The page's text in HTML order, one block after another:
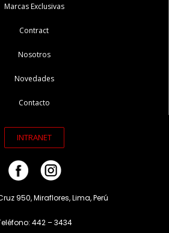
Marcas Exclusivas
Contract
Nosotros
Novedades
Contacto
INTRANET
950, Miraflores, Lima, Perú
442 – 3434